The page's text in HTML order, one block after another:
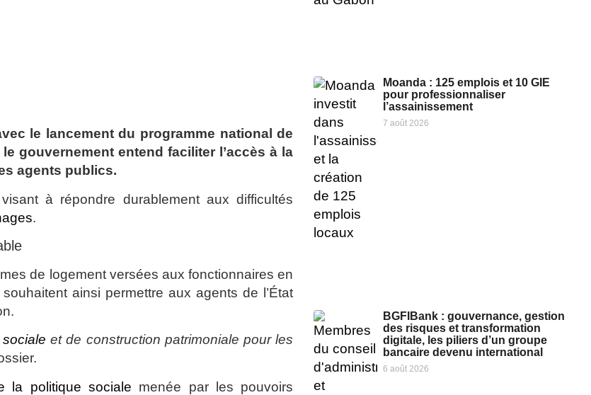
le lancement du programme national de
gouvernement entend faciliter l’accès à la
agents publics.
à répondre durablement aux difficultés
.
de logement versées aux fonctionnaires en
ainsi permettre aux agents de l’État
et de construction patrimoniale pour les
la politique sociale menée par les pouvoirs
Moanda : 125 emplois et 10 GIE
pour professionnaliser
l’assainissement
7 août 2026
BGFIBank : gouvernance, gestion
des risques et transformation
digitale, les piliers d’un groupe
bancaire devenu international
6 août 2026